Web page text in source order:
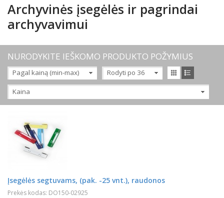
Archyvinės įsegėlės ir pagrindai
archyvavimui
NURODYKITE IEŠKOMO PRODUKTO POŽYMIUS
Pagal kainą (min-max) Rodyti po 36
Kaina
Įsegėlės segtuvams, (pak. -25 vnt.), raudonos
Prekės kodas: DO150-02925